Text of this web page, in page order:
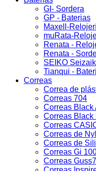
GI- Sordera
GP - Baterias
Maxell-
muRata-
Renata -
Renata -
SEIKO
Tianqui -
Correas
Correa de
Correas 704
Correas Black
Correas Black
Correas
Correas de
Correas de
Correas Gi
Correas